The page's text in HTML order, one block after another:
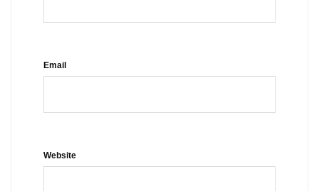
Email
Website